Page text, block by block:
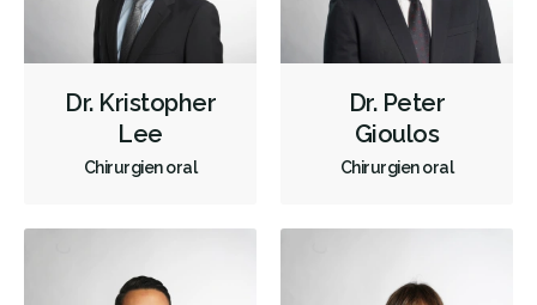
Dr. Kristopher
Lee
Chirurgien oral
Dr. Peter
Gioulos
Chirurgien oral